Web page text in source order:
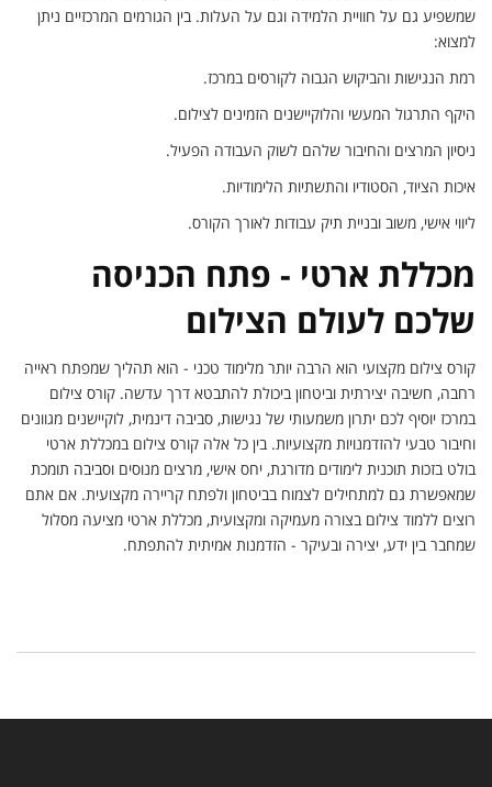
שמשפיע גם על חוויית הלמידה וגם על העלות. בין הגורמים המרכזיים ניתן
למצוא:
רמת הנגישות והביקוש הגבוה לקורסים במרכז.
היקף התרגול המעשי והלוקיישנים הזמינים לצילום.
ניסיון המרצים והחיבור שלהם לשוק העבודה הפעיל.
איכות הציוד, הסטודיו והתשתיות הלימודיות.
ליווי אישי, משוב ובניית תיק עבודות לאורך הקורס.
מכללת ארטי - פתח הכניסה
שלכם לעולם הצילום
קורס צילום מקצועי הוא הרבה יותר מלימוד טכני - הוא תהליך שמפתח ראייה
רחבה, חשיבה יצירתית וביטחון ביכולת להתבטא דרך עדשה. קורס צילום
במרכז יוסיף לכם יתרון משמעותי של נגישות, סביבה דינמית, לוקיישנים מגוונים
וחיבור טבעי להזדמנויות מקצועיות. בין כל אלה קורס צילום במכללת ארטי
בולט בזכות תוכנית לימודים מדורגת, יחס אישי, מרצים מנוסים וסביבה תומכת
שמאפשרת גם למתחילים לצמוח בביטחון ולפתח קריירה מקצועית. אם אתם
רוצים ללמוד צילום בצורה מעמיקה ומקצועית, מכללת ארטי מציעה מסלול
שמחבר בין ידע, יצירה ובעיקר - הזדמנות אמיתית להתפתח.